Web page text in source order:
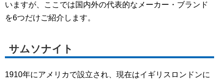
いますが、ここでは国内外の代表的なメーカー・ブランド
を6つだけご紹介します。
サムソナイト
1910年にアメリカで設立され、現在はイギリスロンドンに